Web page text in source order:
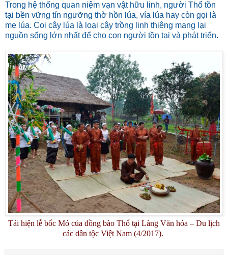
Trong hệ thống quan niệm vạn vật hữu linh, người Thổ tồn
tại bền vững tín ngưỡng thờ hồn lúa, vía lúa hay còn gọi là
mẹ lúa. Coi cây lúa là loại cây trồng linh thiêng mang lại
nguồn sống lớn nhất để cho con người tồn tại và phát triển.
Tái hiện lễ bốc Mó của đồng bào Thổ tại Làng Văn hóa – Du lịch
các dân tộc Việt Nam (4/2017).